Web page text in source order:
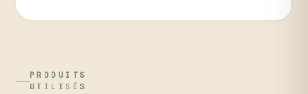
PRODUITS
UTILISÉS